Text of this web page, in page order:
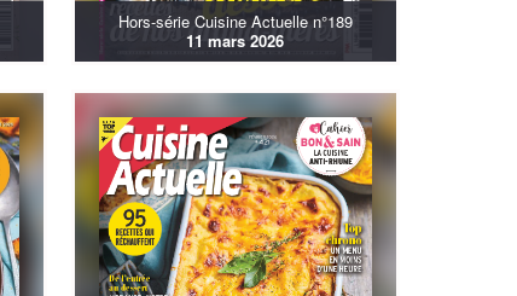
Hors-série Cuisine Actuelle n°189
11 mars 2026